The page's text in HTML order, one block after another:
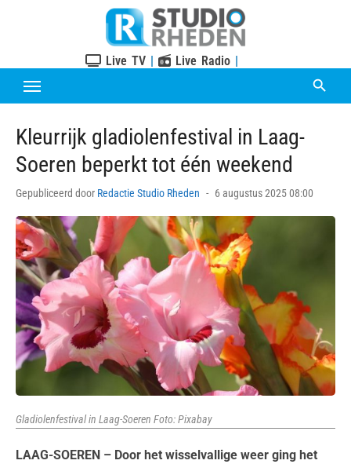
Live TV | Live Radio |
Kleurrijk gladiolenfestival in Laag-
Soeren beperkt tot één weekend
Gepubliceerd door Redactie Studio Rheden
Posted
6 augustus 2025 08:00
Gladiolenfestival in Laag-Soeren Foto: Pixabay
LAAG-SOEREN – Door het wisselvallige weer ging het